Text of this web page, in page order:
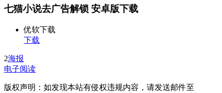
七猫小说去广告解锁 安卓版下载
优软下载
下载
2海报
电子阅读
版权声明：如发现本站有侵权违规内容，请发送邮件至